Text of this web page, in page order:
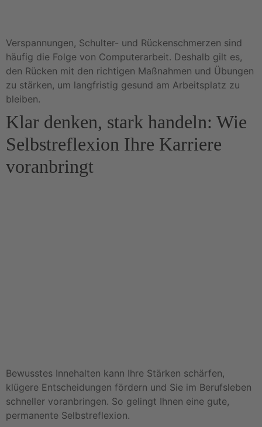
Verspannungen, Schulter- und Rückenschmerzen sind
häufig die Folge von Computerarbeit. Deshalb gilt es,
den Rücken mit den richtigen Maßnahmen und Übungen
zu stärken, um langfristig gesund am Arbeitsplatz zu
bleiben.
Klar denken, stark handeln: Wie
Selbstreflexion Ihre Karriere
voranbringt
Bewusstes Innehalten kann Ihre Stärken schärfen,
klügere Entscheidungen fördern und Sie im Berufsleben
schneller voranbringen. So gelingt Ihnen eine gute,
permanente Selbstreflexion.